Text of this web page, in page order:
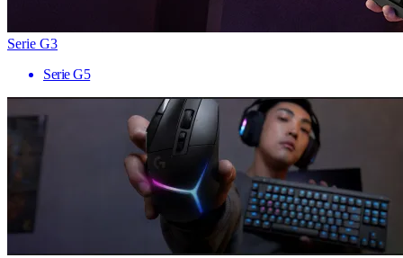
Serie G3
Serie G5